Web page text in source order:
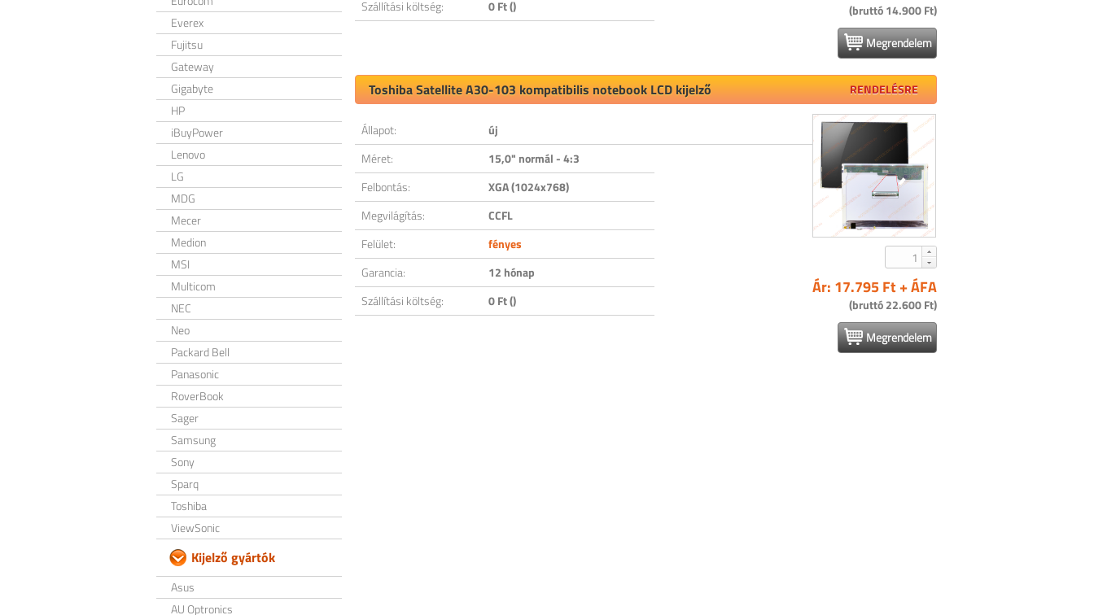
Everex
Fujitsu
Gateway
Gigabyte
HP
iBuyPower
Lenovo
LG
MDG
Mecer
Medion
MSI
Multicom
NEC
Neo
Packard Bell
Panasonic
RoverBook
Sager
Samsung
Sony
Sparq
Toshiba
ViewSonic
Kijelző gyártók
Asus
AU Optronics
Szállítási költség:
0 Ft ()
(bruttó 14.900 Ft)
Megrendelem
Toshiba Satellite A30-103 kompatibilis notebook LCD kijelző RENDELÉSRE
Állapot:
új
Méret:
15,0" normál - 4:3
Felbontás:
XGA (1024x768)
Megvilágítás:
CCFL
Felület:
fényes
Garancia:
12 hónap
Szállítási költség:
0 Ft ()
Ár: 17.795 Ft + ÁFA
(bruttó 22.600 Ft)
Megrendelem